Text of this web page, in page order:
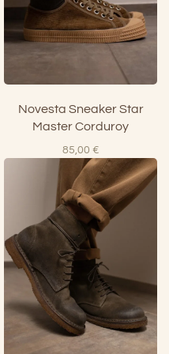
Novesta Sneaker Star
Master Corduroy
85,00 €